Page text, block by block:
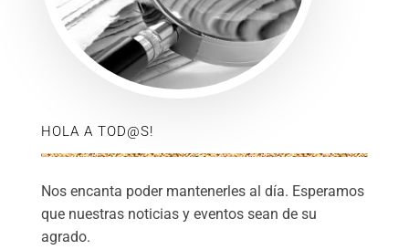
HOLA A TOD@S!
Nos encanta poder mantenerles al día. Esperamos
que nuestras noticias y eventos sean de su
agrado.